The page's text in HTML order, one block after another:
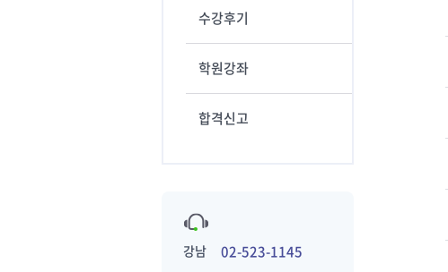
수강후기
학원강좌
합격신고
강남 02-523-1145